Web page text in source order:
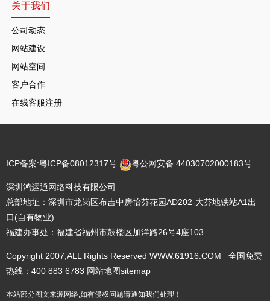
关于我们
公司动态
网站建设
网站空间
客户合作
在线客服注册
ICP备案:粤ICP备08012317号 粤公网安备 44030702000183号
深圳鸿运通网络科技有限公司
总部地址：深圳市龙岗区布吉中房怡芬花园AD202-大芬地铁站A1出
口(自有物业)
福建办事处：福建省福州市鼓楼区加洋路26号4座103
Copyright 2007,ALL Rights Reserved WWW.61916.COM 全国免费
热线：400 883 6783 网站地图sitemap
本站部分图文来源网络,如有侵权问题请通知我们处理！